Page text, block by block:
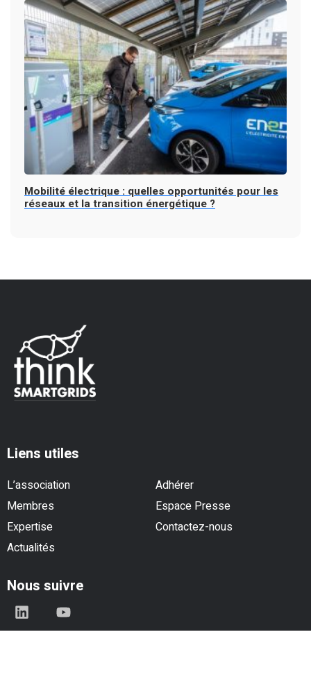
Mobilité électrique : quelles opportunités pour les
réseaux et la transition énergétique ?
Liens utiles
L’association
Adhérer
Membres
Espace Presse
Expertise
Contactez-nous
Actualités
Nous suivre